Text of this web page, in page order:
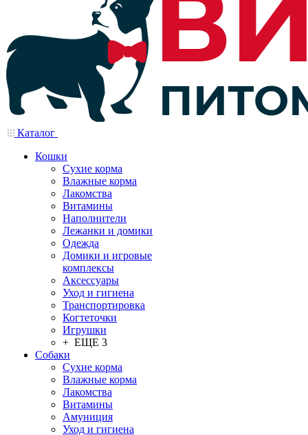
Каталог
Кошки
Сухие корма
Влажные корма
Лакомства
Витамины
Наполнители
Лежанки и домики
Одежда
Домики и игровые
комплексы
Аксессуары
Уход и гигиена
Транспортировка
Когтеточки
Игрушки
+ ЕЩЕ 3
Собаки
Сухие корма
Влажные корма
Лакомства
Витамины
Амуниция
Уход и гигиена